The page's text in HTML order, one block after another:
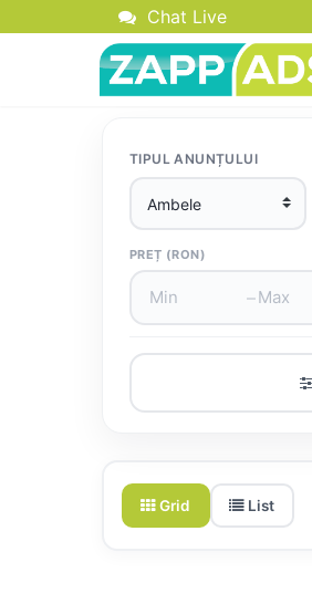
Chat Live
TIPUL ANUNȚULUI
PREȚ (RON)
–
Grid List